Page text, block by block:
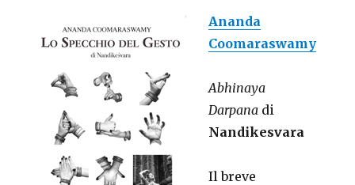
Ananda
Coomaraswamy
Abhinaya
Darpana di
Nandikesvara
Il breve